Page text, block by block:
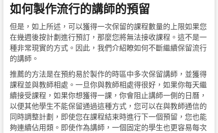
如何製作流行的講師的預留
但是，如上所述，可以獲得一次保留的課程數量的上限如果您
在幾週後按計劃進行預訂，那麼您將無法接收課程。這不是一
種非常現實的方式。因此，我們介紹瞭如何不斷繼續保留流行
的講師。
推薦的方法是在預約易於製作的時區中多次保留講師，並獲得
課程並與教師相處。一旦你與教師相處得很好，如果你每天繼
續接受課程，如果你想獲得一課，你會阻止講師一側的日曆，
以便其他學生不能保留通過這種方式，您可以在與教師通信的
同時調整計劃，即使您在課程結束時進行下一個預留，您也能
夠連續佔用類。即使作為講師，一個固定的學生也更容易每次